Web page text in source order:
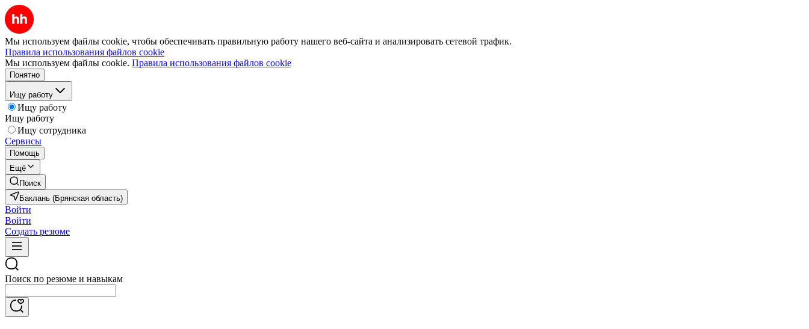
Мы используем файлы cookie, чтобы обеспечивать правильную работу нашего веб-сайта и анализировать сетевой трафик.
Правила использования файлов cookie
Мы используем файлы cookie. Правила использования файлов cookie
Понятно
Ищу работу
Ищу работу
Ищу работу
Ищу сотрудника
Сервисы
Помощь
Ещё
Поиск
Баклань (Брянская область)
Войти
Войти
Создать резюме
Поиск по резюме и навыкам